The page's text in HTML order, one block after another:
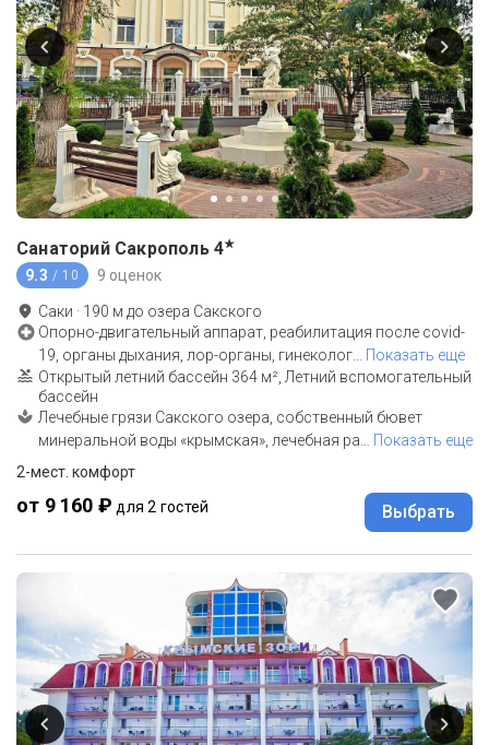
Санаторий Сакрополь 4★
9.3 / 10 9 оценок
Саки · 190 м до озера Сакского
Опорно-двигательный аппарат, реабилитация после covid-
19, органы дыхания, лор-органы, гинеколог
Показать еще
Открытый летний бассейн 364 м², Летний вспомогательный
бассейн
Лечебные грязи Сакского озера, собственный бювет
минеральной воды «крымская», лечебная ра
Показать еще
2-мест. комфорт
от 9 160 ₽ для 2 гостей Выбрать